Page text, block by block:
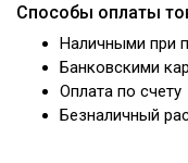
Способы оплаты
Наличными при
Банковскими
Оплата по счету
Безналичный